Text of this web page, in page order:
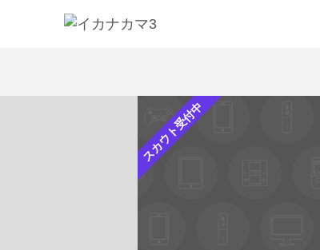
スカウト受付中